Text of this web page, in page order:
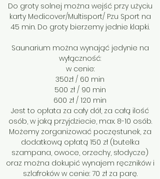
Do groty solnej można wejść przy użyciu
karty Medicover/Multisport/ Pzu Sport na
45 min. Do groty bierzemy jednie klapki.
Saunarium można wynająć jedynie na
wyłączność:
w cenie:
350zł / 60 min
500 zł / 90 min
600 zł / 120 min
Jest to opłata za cały dół, za całą ilość
osób, w jaką przyjdziecie, max. 8-10 osób.
Możemy zorganizować poczęstunek, za
dodatkową opłatą 150 zł (butelka
szampana, owoce, orzechy, słodycze)
oraz można dokupić wynajem ręczników i
szlafroków w cenie: 70 zł za parę.